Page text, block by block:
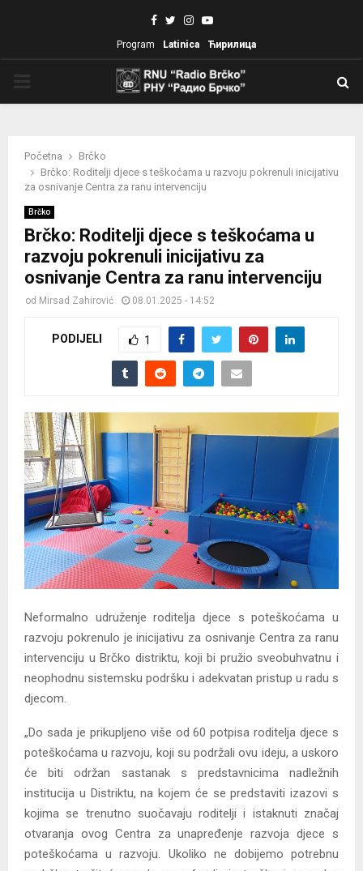
Facebook
TwitterInstagram
Youtube
Program Latinica Ћирилица
Početna
Brčko
Brčko: Roditelji djece s teškoćama u razvoju pokrenuli inicijativu
za osnivanje Centra za ranu intervenciju
Brčko
Brčko: Roditelji djece s teškoćama u
razvoju pokrenuli inicijativu za
osnivanje Centra za ranu intervenciju
od Mirsad Zahirović 08.01.2025 - 14:52
PODIJELI 1
Neformalno udruženje roditelja djece s poteškoćama u
razvoju pokrenulo je inicijativu za osnivanje Centra za ranu
intervenciju u Brčko distriktu, koji bi pružio sveobuhvatnu i
neophodnu sistemsku podršku i adekvatan pristup u radu s
djecom.
„Do sada je prikupljeno više od 60 potpisa roditelja djece s
poteškoćama u razvoju, koji su podržali ovu ideju, a uskoro
će biti održan sastanak s predstavnicima nadležnih
institucija u Distriktu, na kojem će se predstaviti izazovi s
kojima se trenutno suočavaju roditelji i istaknuti značaj
otvaranja ovog Centra za unapređenje razvoja djece s
poteškoćama u razvoju. Ukoliko ne dobijemo potrebnu